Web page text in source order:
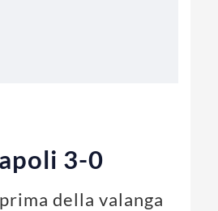
3-0
della valanga